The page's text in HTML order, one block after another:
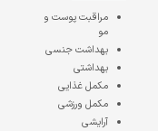
مراقبت پوست و
مو
بهداشت جنسی
بهداشتی
مکمل غذایی
مکمل ورزشی
آرایشی